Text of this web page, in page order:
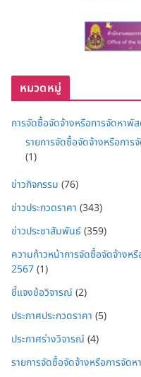
หมวดหมู่
การจัดซื้อจัดจ้างหรือการจัดหาพั
รายการจัดซื้อจัดจ้างหรือกา
(1)
ข่าวกิจกรรม (76)
ข่าวประกวดราคา (343)
ข่าวประชาสัมพันธ์(359)
ความก้าวหน้าการจัดซื้อจัดจ้างห
2567(1)
ชี้แจงข้อวิจารณ์(2)
ประกาศประกวดราคา (5)
ประกาศร่างวิจารณ์(4)
รายการจัดซื้อจัดจ้างหรือการจั